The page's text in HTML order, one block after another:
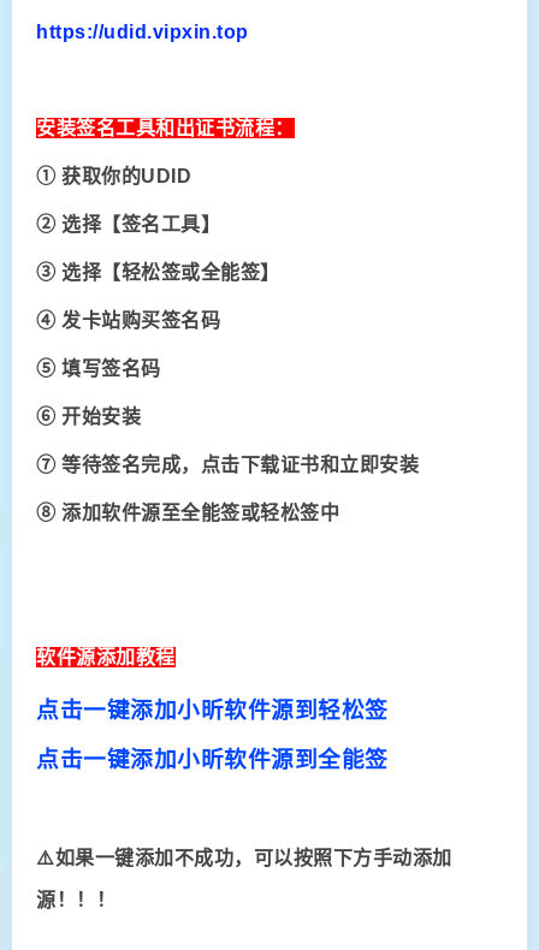
https://udid.vipxin.top
安装签名工具和出证书流程：
① 获取你的UDID
② 选择【签名工具】
③ 选择【轻松签或全能签】
④ 发卡站购买签名码
⑤ 填写签名码
⑥ 开始安装
⑦ 等待签名完成，点击下载证书和立即安装
⑧ 添加软件源至全能签或轻松签中
软件源添加教程
点击一键添加小昕软件源到轻松签
点击一键添加小昕软件源到全能签
⚠️如果一键添加不成功，可以按照下方手动添加
源！！！